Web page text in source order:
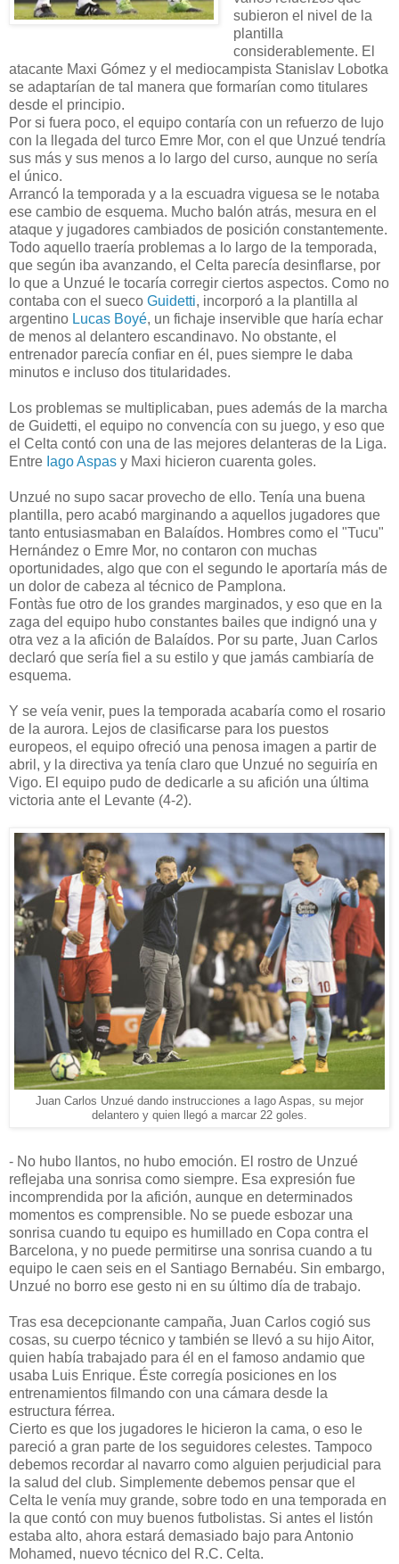
subieron el nivel de la
plantilla
considerablemente. El
atacante Maxi Gómez y el mediocampista Stanislav Lobotka
se adaptarían de tal manera que formarían como titulares
desde el principio.
Por si fuera poco, el equipo contaría con un refuerzo de lujo
con la llegada del turco Emre Mor, con el que Unzué tendría
sus más y sus menos a lo largo del curso, aunque no sería
el único.
Arrancó la temporada y a la escuadra viguesa se le notaba
ese cambio de esquema. Mucho balón atrás, mesura en el
ataque y jugadores cambiados de posición constantemente.
Todo aquello traería problemas a lo largo de la temporada,
que según iba avanzando, el Celta parecía desinflarse, por
lo que a Unzué le tocaría corregir ciertos aspectos. Como no
contaba con el sueco Guidetti, incorporó a la plantilla al
argentino Lucas Boyé, un fichaje inservible que haría echar
de menos al delantero escandinavo. No obstante, el
entrenador parecía confiar en él, pues siempre le daba
minutos e incluso dos titularidades.
Los problemas se multiplicaban, pues además de la marcha
de Guidetti, el equipo no convencía con su juego, y eso que
el Celta contó con una de las mejores delanteras de la Liga.
Entre Iago Aspas y Maxi hicieron cuarenta goles.
Unzué no supo sacar provecho de ello. Tenía una buena
plantilla, pero acabó marginando a aquellos jugadores que
tanto entusiasmaban en Balaídos. Hombres como el "Tucu"
Hernández o Emre Mor, no contaron con muchas
oportunidades, algo que con el segundo le aportaría más de
un dolor de cabeza al técnico de Pamplona.
Fontàs fue otro de los grandes marginados, y eso que en la
zaga del equipo hubo constantes bailes que indignó una y
otra vez a la afición de Balaídos. Por su parte, Juan Carlos
declaró que sería fiel a su estilo y que jamás cambiaría de
esquema.
Y se veía venir, pues la temporada acabaría como el rosario
de la aurora. Lejos de clasificarse para los puestos
europeos, el equipo ofreció una penosa imagen a partir de
abril, y la directiva ya tenía claro que Unzué no seguiría en
Vigo. El equipo pudo de dedicarle a su afición una última
victoria ante el Levante (4-2).
Juan Carlos Unzué dando instrucciones a Iago Aspas, su mejor
delantero y quien llegó a marcar 22 goles.
- No hubo llantos, no hubo emoción. El rostro de Unzué
reflejaba una sonrisa como siempre. Esa expresión fue
incomprendida por la afición, aunque en determinados
momentos es comprensible. No se puede esbozar una
sonrisa cuando tu equipo es humillado en Copa contra el
Barcelona, y no puede permitirse una sonrisa cuando a tu
equipo le caen seis en el Santiago Bernabéu. Sin embargo,
Unzué no borro ese gesto ni en su último día de trabajo.
Tras esa decepcionante campaña, Juan Carlos cogió sus
cosas, su cuerpo técnico y también se llevó a su hijo Aitor,
quien había trabajado para él en el famoso andamio que
usaba Luis Enrique. Éste corregía posiciones en los
entrenamientos filmando con una cámara desde la
estructura férrea.
Cierto es que los jugadores le hicieron la cama, o eso le
pareció a gran parte de los seguidores celestes. Tampoco
debemos recordar al navarro como alguien perjudicial para
la salud del club. Simplemente debemos pensar que el
Celta le venía muy grande, sobre todo en una temporada en
la que contó con muy buenos futbolistas. Si antes el listón
estaba alto, ahora estará demasiado bajo para Antonio
Mohamed, nuevo técnico del R.C. Celta.